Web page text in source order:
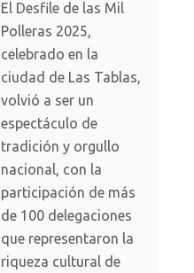
El Desfile de las Mil
Polleras 2025,
celebrado en la
ciudad de Las Tablas,
volvió a ser un
espectáculo de
tradición y orgullo
nacional, con la
participación de más
de 100 delegaciones
que representaron la
riqueza cultural de